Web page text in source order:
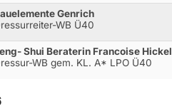
Genrich
WB Ü40
Shui Beraterin Francoise Hickel
WB gem. KL. A* LPO Ü40